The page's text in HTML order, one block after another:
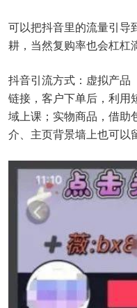
可以把抖音里的流量引导
耕，当然复购率也会杠杠
抖音引流方式：虚拟产品
链接，客户下单后，利用
域上课；实物商品，借助
介、主页背景墙上也可以